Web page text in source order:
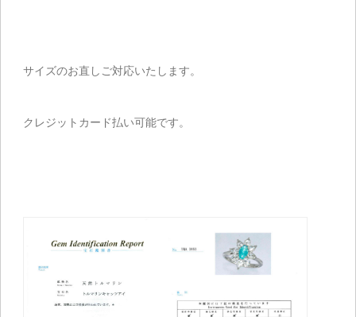
サイズのお直しご対応いたします。
クレジットカード払い可能です。